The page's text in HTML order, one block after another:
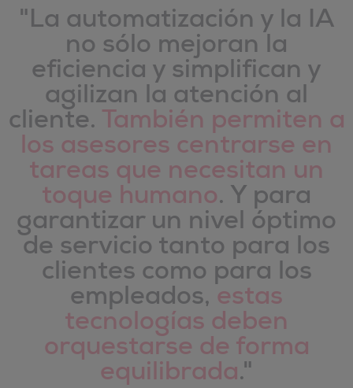
"La automatización y la IA
no sólo mejoran la
eficiencia y simplifican y
agilizan la atención al
cliente. También permiten a
los asesores centrarse en
tareas que necesitan un
toque humano. Y para
garantizar un nivel óptimo
de servicio tanto para los
clientes como para los
empleados,estas
tecnologías deben
orquestarse de forma
equilibrada."